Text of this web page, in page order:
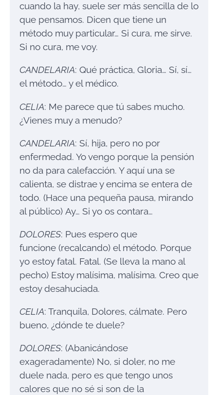
cuando la hay, suele ser más sencilla de lo
que pensamos. Dicen que tiene un
método muy particular… Si cura, me sirve.
Si no cura, me voy.
CANDELARIA: Qué práctica, Gloria… Sí, sí…
el método… y el médico.
CELIA: Me parece que tú sabes mucho.
¿Vienes muy a menudo?
CANDELARIA: Sí, hija, pero no por
enfermedad. Yo vengo porque la pensión
no da para calefacción. Y aquí una se
calienta, se distrae y encima se entera de
todo. (Hace una pequeña pausa, mirando
al público) Ay… Si yo os contara…
DOLORES: Pues espero que
funcione (recalcando) el método. Porque
yo estoy fatal. Fatal. (Se lleva la mano al
pecho) Estoy malísima, malísima. Creo que
estoy desahuciada.
CELIA: Tranquila, Dolores, cálmate. Pero
bueno, ¿dónde te duele?
DOLORES: (Abanicándose
exageradamente) No, si doler, no me
duele nada, pero es que tengo unos
calores que no sé si son de la